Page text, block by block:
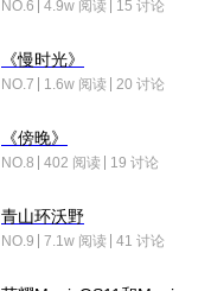
NO.6 4.9w 阅读 15 讨论
《慢时光》
NO.7 1.6w 阅读 20 讨论
《傍晚》
NO.8 402 阅读 19 讨论
青山环沃野
NO.9 7.1w 阅读 41 讨论